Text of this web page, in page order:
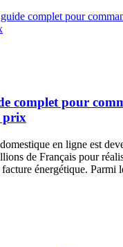
complet pour
prix
en ligne est
de Français pour
énergétique. Parmi